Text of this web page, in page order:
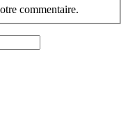
commentaire.